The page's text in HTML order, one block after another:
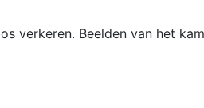
verkeren. Beelden van het